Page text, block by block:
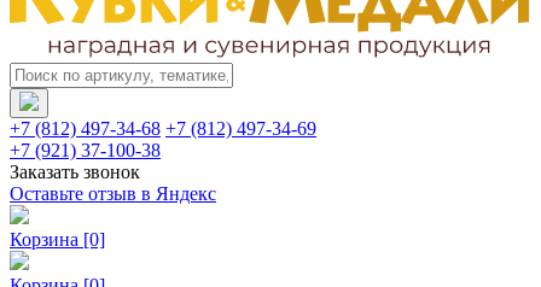
+7 (812) 497-34-68 +7 (812) 497-34-69
+7 (921) 37-100-38
Заказать звонок
Оставьте отзыв в Яндекс
Корзина [0]